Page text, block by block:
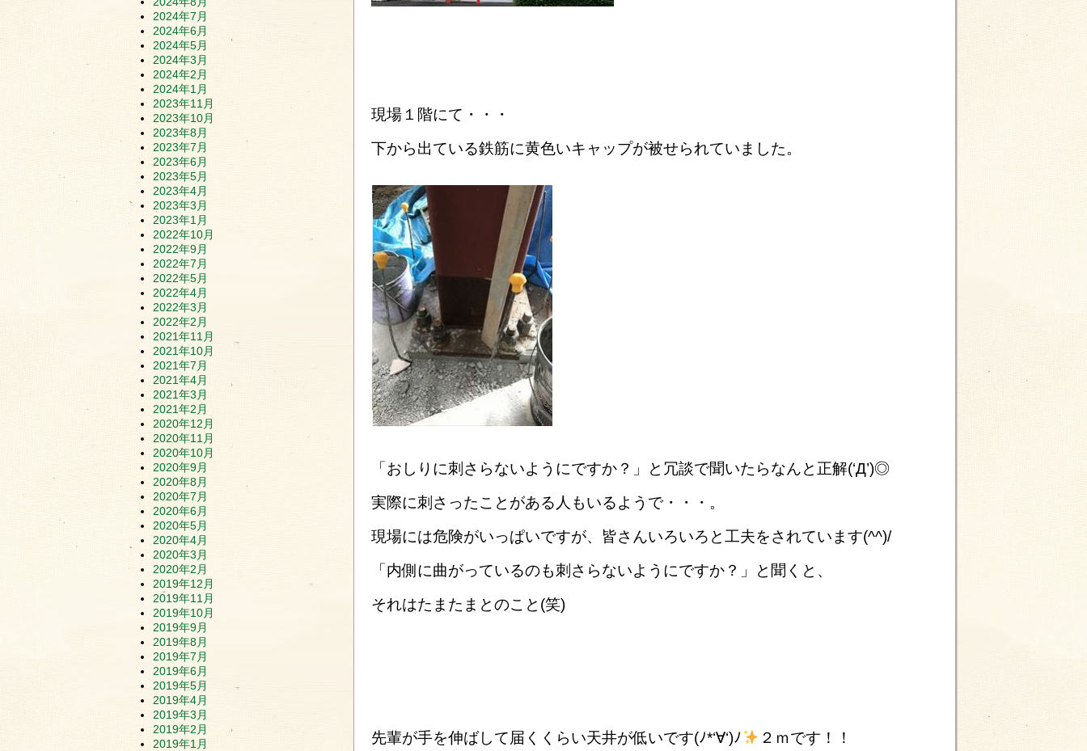
現場１階にて・・・
下から出ている鉄筋に黄色いキャップが被せられていました。
「おしりに刺さらないようにですか？」と冗談で聞いたらなんと正解(‘Д’)◎
実際に刺さったことがある人もいるようで・・・。
現場には危険がいっぱいですが、皆さんいろいろと工夫をされています(^^)/
「内側に曲がっているのも刺さらないようにですか？」と聞くと、
それはたまたまとのこと(笑)
先輩が手を伸ばして届くくらい天井が低いです(ﾉ*‘∀‘)ﾉ ２ｍです！！
2024年7月
2024年6月
2024年5月
2024年3月
2024年2月
2024年1月
2023年11月
2023年10月
2023年8月
2023年7月
2023年6月
2023年5月
2023年4月
2023年3月
2023年1月
2022年10月
2022年9月
2022年7月
2022年5月
2022年4月
2022年3月
2022年2月
2021年11月
2021年10月
2021年7月
2021年4月
2021年3月
2021年2月
2020年12月
2020年11月
2020年10月
2020年9月
2020年8月
2020年7月
2020年6月
2020年5月
2020年4月
2020年3月
2020年2月
2019年12月
2019年11月
2019年10月
2019年9月
2019年8月
2019年7月
2019年6月
2019年5月
2019年4月
2019年3月
2019年2月
2019年1月